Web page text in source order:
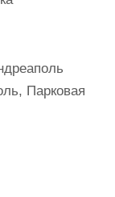
Парковая